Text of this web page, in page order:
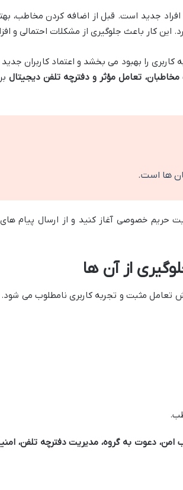
جدید است. قبل از اضافه کردن مخاطب،
این کار باعث جلوگیری از مشکلات احتمالی و
را بهبود می بخشد و اعتماد کاربران
تعامل مؤثر و دفترچه تلفن دیجیتال
ها است.
حریم خصوصی آغاز کنید و از ارسال پیام های
از آن ها
مثبت و تجربه کاربری نامطلوب می شود.
امن، دعوت به گروه، مدیریت دفترچه تلفن،